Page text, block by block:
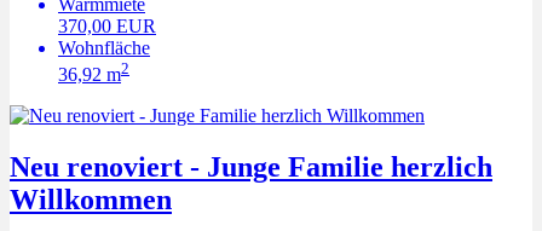
370,00 EUR
Wohnfläche
36,92 m2
Neu renoviert - Junge Familie herzlich
Willkommen